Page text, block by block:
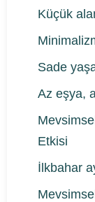
Küçük
Sade
Az eşya,
Etkisi
İlkbahar